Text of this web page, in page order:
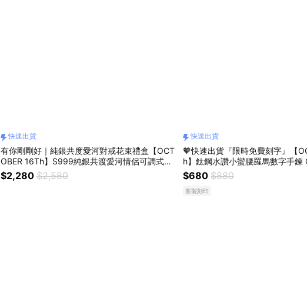
快速出貨
有你剛剛好｜純銀共度愛河對戒花束禮盒【OCT
OBER 16Th】S999純銀共渡愛河情侶可調式對
戒 戒指＃CRY6020 開運 男生戒指 生日禮物 情
人節禮物 客製化禮物0223
$2,280 $2,580
快速出貨
🧡快速出貨『限時免費刻字』【
h】鈦鋼水讚小蠻腰羅馬數字手鍊 CRY1311開運
生日禮物 閨蜜禮物 情人節禮物 女
物 純銀手鍊 客製化禮物 NOV14
$680 $880
客製刻印